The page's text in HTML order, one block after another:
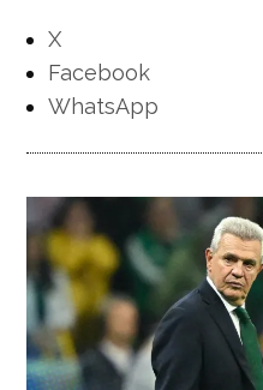
X
Facebook
WhatsApp